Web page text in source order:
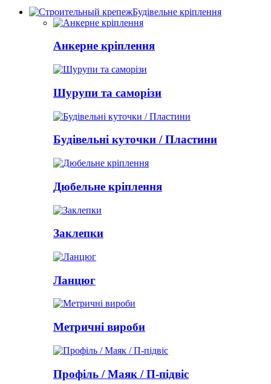
Будівельне кріплення
Анкерне кріплення
Шурупи та саморізи
Будівельні куточки / Пластини
Дюбельне кріплення
Заклепки
Ланцюг
Метричні вироби
Профіль / Маяк / П-підвіс